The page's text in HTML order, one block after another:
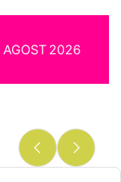
AGOST 2026